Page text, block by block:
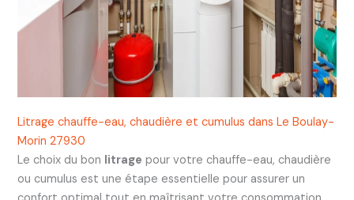
Litrage chauffe-eau, chaudière et cumulus dans Le Boulay-
Morin 27930
Le choix du bon litrage pour votre chauffe-eau, chaudière
ou cumulus est une étape essentielle pour assurer un